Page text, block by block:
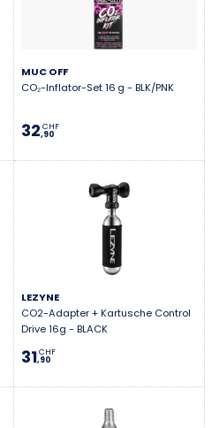
MUC OFF
CO₂-Inflator-Set 16 g - BLK/PNK
32,90
CHF
LEZYNE
CO2-Adapter + Kartusche Control
Drive 16g - BLACK
31,90
CHF